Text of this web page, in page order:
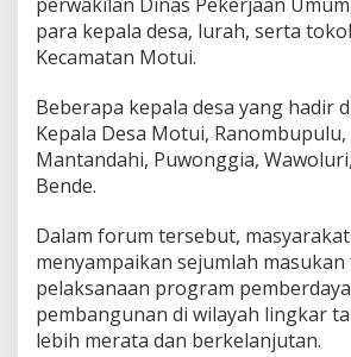
para kepala desa, lurah, serta
Kecamatan Motui.
Beberapa kepala desa yang hadir
Kepala Desa Motui,
Mantandahi, Puwonggia,
Bende.
Dalam forum tersebut,
menyampaikan sejumlah
pelaksanaan program
pembangunan di wilayah lingkar
lebih merata dan berkelanjutan.